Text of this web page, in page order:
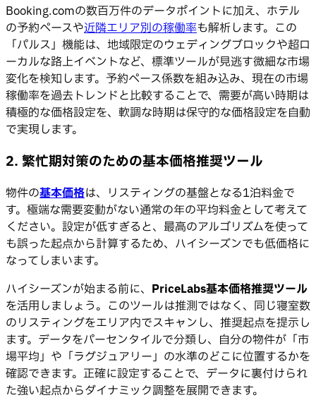
Booking.comの数百万件のデータポイントに加え、ホテル
の予約ペースや近隣エリア別の稼働率も解析します。この
「パルス」機能は、地域限定のウェディングブロックや超ロ
ーカルな路上イベントなど、標準ツールが見逃す微細な市場
変化を検知します。予約ペース係数を組み込み、現在の市場
稼働率を過去トレンドと比較することで、需要が高い時期は
積極的な価格設定を、軟調な時期は保守的な価格設定を自動
で実現します。
2. 繁忙期対策のための基本価格推奨ツール
物件の基本価格は、リスティングの基盤となる1泊料金で
す。極端な需要変動がない通常の年の平均料金として考えて
ください。設定が低すぎると、最高のアルゴリズムを使って
も誤った起点から計算するため、ハイシーズンでも低価格に
なってしまいます。
ハイシーズンが始まる前に、 PriceLabs基本価格推奨ツール
を活用しましょう。このツールは推測ではなく、同じ寝室数
のリスティングをエリア内でスキャンし、推奨起点を提示し
ます。データをパーセンタイルで分類し、自分の物件が「市
場平均」や「ラグジュアリー」の水準のどこに位置するかを
確認できます。正確に設定することで、データに裏付けられ
た強い起点からダイナミック調整を展開できます。